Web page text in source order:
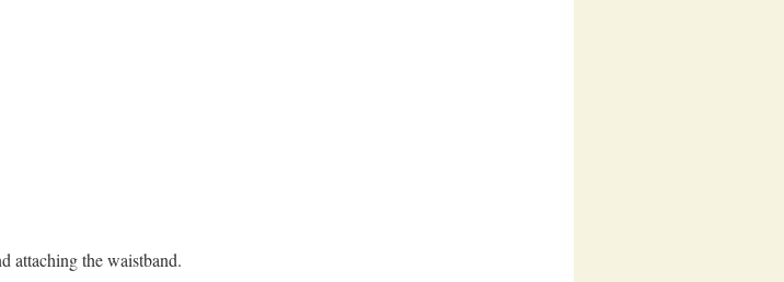
attaching the waistband.